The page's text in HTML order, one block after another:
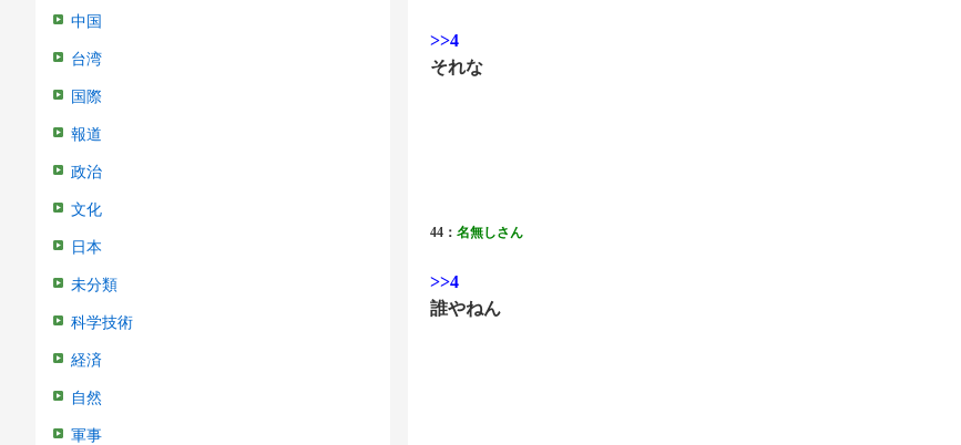
中国
台湾
国際
報道
政治
文化
日本
未分類
科学技術
経済
自然
軍事
>>4
それな
44： 名無しさん
>>4
誰やねん